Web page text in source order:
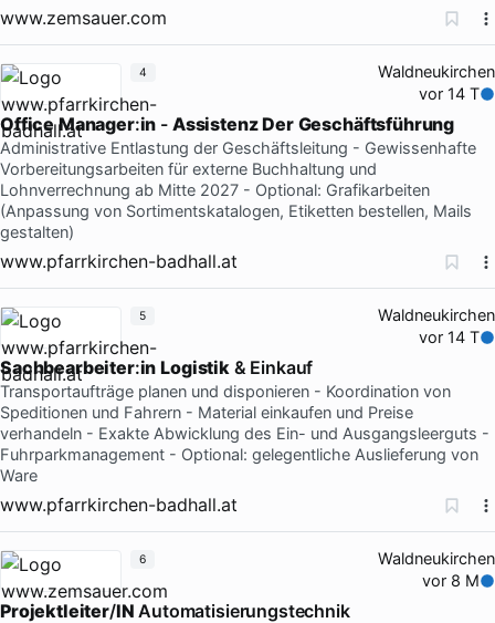
www.zemsauer.com
Waldneukirchen
vor 14 T
OfficeManager:in - AssistenzDer Geschäftsführung
Administrative Entlastung der Geschäftsleitung - Gewissenhafte
Vorbereitungsarbeiten für externe Buchhaltung und
Lohnverrechnung ab Mitte 2027 - Optional: Grafikarbeiten
(Anpassung von Sortimentskatalogen, Etiketten bestellen, Mails
gestalten)
www.pfarrkirchen-badhall.at
4
Waldneukirchen
vor 14 T
Sachbearbeiter:in Logistik & Einkauf
Transportaufträge planen und disponieren - Koordination von
Speditionen und Fahrern - Material einkaufen und Preise
verhandeln - Exakte Abwicklung des Ein- und Ausgangsleerguts -
Fuhrparkmanagement - Optional: gelegentliche Auslieferung von
Ware
www.pfarrkirchen-badhall.at
5
Waldneukirchen
vor 8 M
Projektleiter/IN Automatisierungstechnik
6